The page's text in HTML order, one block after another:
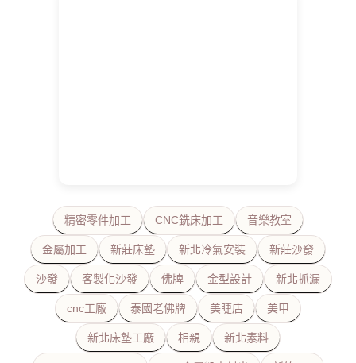
精密零件加工 CNC銑床加工 音樂教室
金屬加工 新莊床墊 新北冷氣安裝 新莊沙發
沙發 客製化沙發 佛牌 金型設計 新北抓漏
cnc工廠 泰國老佛牌 美睫店 美甲
新北床墊工廠 相親 新北素料